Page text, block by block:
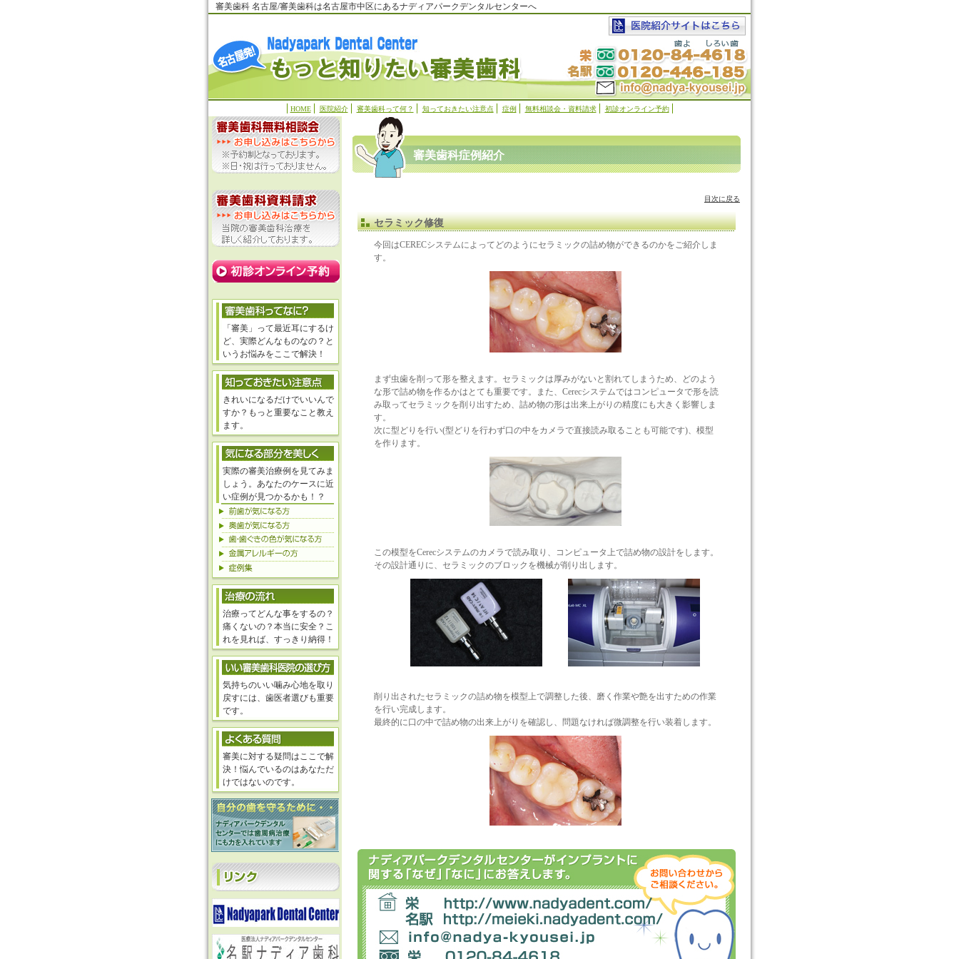
審美歯科 名古屋/審美歯科は名古屋市中区にあるナディアパークデンタルセンターへ
HOME 医院紹介 審美歯科って何？ 知っておきたい注意点 症例 無料相談会・資料請求 初診オンライン予約
審美歯科症例紹介
目次に戻る
セラミック修復
今回はCERECシステムによってどのようにセラミックの詰め物ができるのかをご紹介しま
す。
まず虫歯を削って形を整えます。セラミックは厚みがないと割れてしまうため、どのよう
な形で詰め物を作るかはとても重要です。また、Cerecシステムではコンピュータで形を読
み取ってセラミックを削り出すため、詰め物の形は出来上がりの精度にも大きく影響しま
す。
次に型どりを行い(型どりを行わず口の中をカメラで直接読み取ることも可能です)、模型
を作ります。
この模型をCerecシステムのカメラで読み取り、コンピュータ上で詰め物の設計をします。
その設計通りに、セラミックのブロックを機械が削り出します。
削り出されたセラミックの詰め物を模型上で調整した後、磨く作業や艶を出すための作業
を行い完成します。
最終的に口の中で詰め物の出来上がりを確認し、問題なければ微調整を行い装着します。
「審美」って最近耳にするけ
ど、実際どんなものなの？と
いうお悩みをここで解決！
きれいになるだけでいいんで
すか？もっと重要なこと教え
ます。
実際の審美治療例を見てみま
しょう。あなたのケースに近
い症例が見つかるかも！？
治療ってどんな事をするの？
痛くないの？本当に安全？こ
れを見れば、すっきり納得！
気持ちのいい噛み心地を取り
戻すには、歯医者選びも重要
です。
審美に対する疑問はここで解
決！悩んでいるのはあなただ
けではないのです。